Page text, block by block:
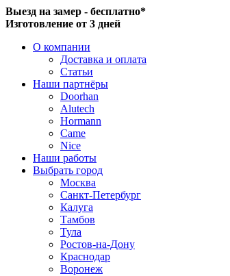
Выезд на замер - бесплатно*
Изготовление от 3 дней
О компании
Доставка и оплата
Статьи
Наши партнёры
Doorhan
Alutech
Hormann
Came
Nice
Наши работы
Выбрать город
Москва
Санкт-Петербург
Калуга
Тамбов
Тула
Ростов-на-Дону
Краснодар
Воронеж